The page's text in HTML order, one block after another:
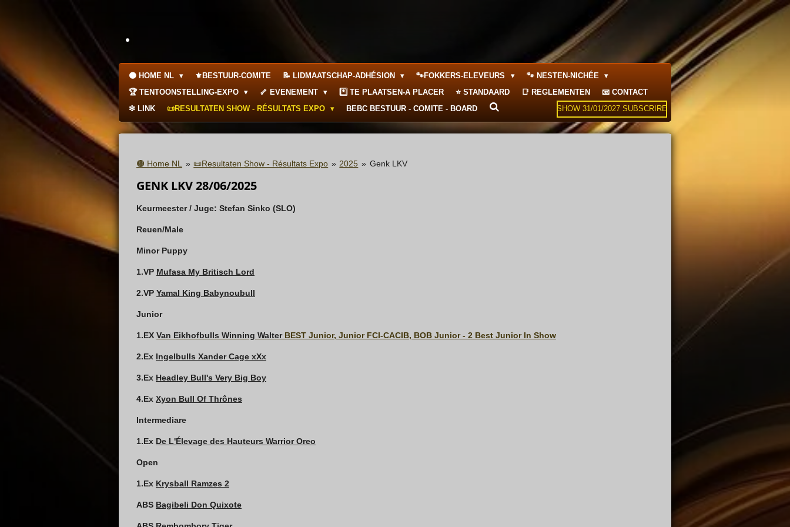
.
🟤 HOME NL ⚜️BESTUUR-COMITE 📝 LIDMAATSCHAP-ADHÉSION 🐾FOKKERS-ELEVEURS
🐾 NESTEN-NICHÉE
🏆 TENTOONSTELLING-EXPO
🦴 EVENEMENT *️⃣ TE PLAATSEN-A PLACER ⭐ STANDAARD 📑 REGLEMENTEN
📧 CONTACT
❇ LINK
📜RESULTATEN SHOW - RÉSULTATS EXPO BEBC BESTUUR - COMITE - BOARD SHOW 31/01/2027 SUBSCRIRE
🟤 Home NL » 📜Resultaten Show - Résultats Expo » 2025 » Genk LKV
GENK LKV 28/06/2025
Keurmeester / Juge: Stefan Sinko (SLO)
Reuen/Male
Minor Puppy
1.VP Mufasa My Britisch Lord
2.VP Yamal King Babynoubull
Junior
1.EX Van Eikhofbulls Winning WalterBEST Junior, Junior FCI-CACIB, BOB Junior - 2 Best Junior In Show
2.Ex Ingelbulls Xander Cage xXx
3.Ex Headley Bull's Very Big Boy
4.Ex Xyon Bull Of Thrônes
Intermediare
1.Ex De L'Élevage des Hauteurs Warrior Oreo
Open
1.Ex Krysball Ramzes 2
ABS Bagibeli Don Quixote